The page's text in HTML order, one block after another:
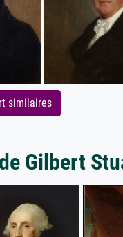
similaires
Gilbert